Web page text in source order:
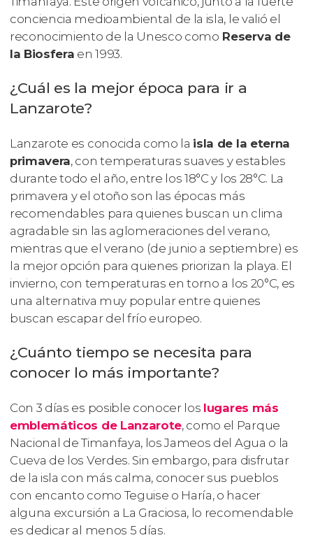
conciencia medioambiental de la isla, le valió el
reconocimiento de la Unesco como Reserva de
la Biosfera en 1993.
¿Cuál es la mejor época para ir a
Lanzarote?
Lanzarote es conocida como la isla de la eterna
primavera, con temperaturas suaves y estables
durante todo el año, entre los 18°C y los 28°C. La
primavera y el otoño son las épocas más
recomendables para quienes buscan un clima
agradable sin las aglomeraciones del verano,
mientras que el verano (de junio a septiembre) es
la mejor opción para quienes priorizan la playa. El
invierno, con temperaturas en torno a los 20°C, es
una alternativa muy popular entre quienes
buscan escapar del frío europeo.
¿Cuánto tiempo se necesita para
conocer lo más importante?
Con 3 días es posible conocer los lugares más
emblemáticos de Lanzarote, como el Parque
Nacional de Timanfaya, los Jameos del Agua o la
Cueva de los Verdes. Sin embargo, para disfrutar
de la isla con más calma, conocer sus pueblos
con encanto como Teguise o Haría, o hacer
alguna excursión a La Graciosa, lo recomendable
es dedicar al menos 5 días.